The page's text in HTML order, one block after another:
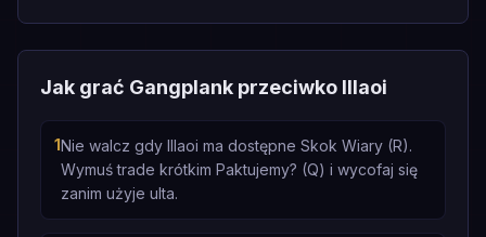
Jak grać Gangplank przeciwko Illaoi
1Nie walcz gdy Illaoi ma dostępne Skok Wiary (R).
Wymuś trade krótkim Paktujemy? (Q) i wycofaj się
zanim użyje ulta.